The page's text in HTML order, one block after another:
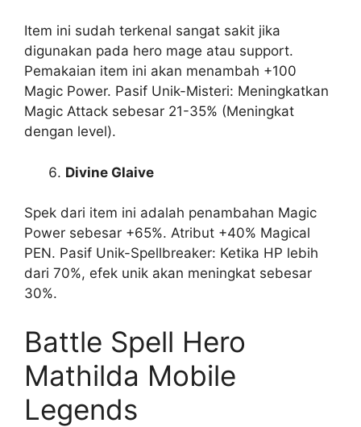
Item ini sudah terkenal sangat sakit jika
digunakan pada hero mage atau support.
Pemakaian item ini akan menambah +100
Magic Power. Pasif Unik-Misteri: Meningkatkan
Magic Attack sebesar 21-35% (Meningkat
dengan level).
Divine Glaive
Spek dari item ini adalah penambahan Magic
Power sebesar +65%. Atribut +40% Magical
PEN. Pasif Unik-Spellbreaker: Ketika HP lebih
dari 70%, efek unik akan meningkat sebesar
30%.
Battle Spell Hero
Mathilda Mobile
Legends